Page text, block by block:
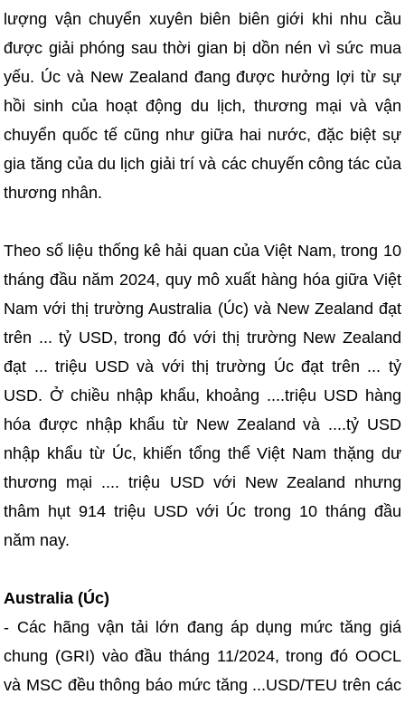
lượng vận chuyển xuyên biên biên giới khi nhu cầu
được giải phóng sau thời gian bị dồn nén vì sức mua
yếu. Úc và New Zealand đang được hưởng lợi từ sự
hồi sinh của hoạt động du lịch, thương mại và vận
chuyển quốc tế cũng như giữa hai nước, đặc biệt sự
gia tăng của du lịch giải trí và các chuyến công tác của
thương nhân.
Theo số liệu thống kê hải quan của Việt Nam, trong 10
tháng đầu năm 2024, quy mô xuất hàng hóa giữa Việt
Nam với thị trường Australia (Úc) và New Zealand đạt
trên ... tỷ USD, trong đó với thị trường New Zealand
đạt ... triệu USD và với thị trường Úc đạt trên ... tỷ
USD. Ở chiều nhập khẩu, khoảng ....triệu USD hàng
hóa được nhập khẩu từ New Zealand và ....tỷ USD
nhập khẩu từ Úc, khiến tổng thể Việt Nam thặng dư
thương mại .... triệu USD với New Zealand nhưng
thâm hụt 914 triệu USD với Úc trong 10 tháng đầu
năm nay.
Australia (Úc)
- Các hãng vận tải lớn đang áp dụng mức tăng giá
chung (GRI) vào đầu tháng 11/2024, trong đó OOCL
và MSC đều thông báo mức tăng ...USD/TEU trên các